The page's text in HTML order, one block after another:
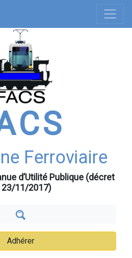
Ferroviaire
d’Utilité Publique (décret
23/11/2017)
Adhérer